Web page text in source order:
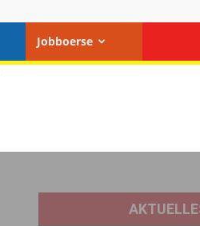
Jobboerse